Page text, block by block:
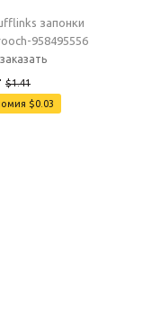
запонки
958495556
$1.41
$0.03